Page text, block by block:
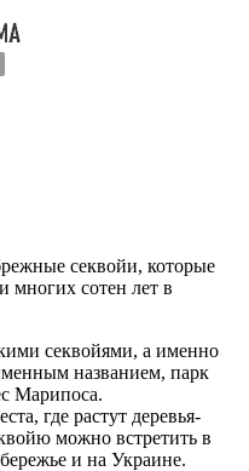
секвойи, которые
многих сотен лет в
секвойями, а именно
названием, парк
Марипоса.
где растут деревья-
можно встретить в
и на Украине.